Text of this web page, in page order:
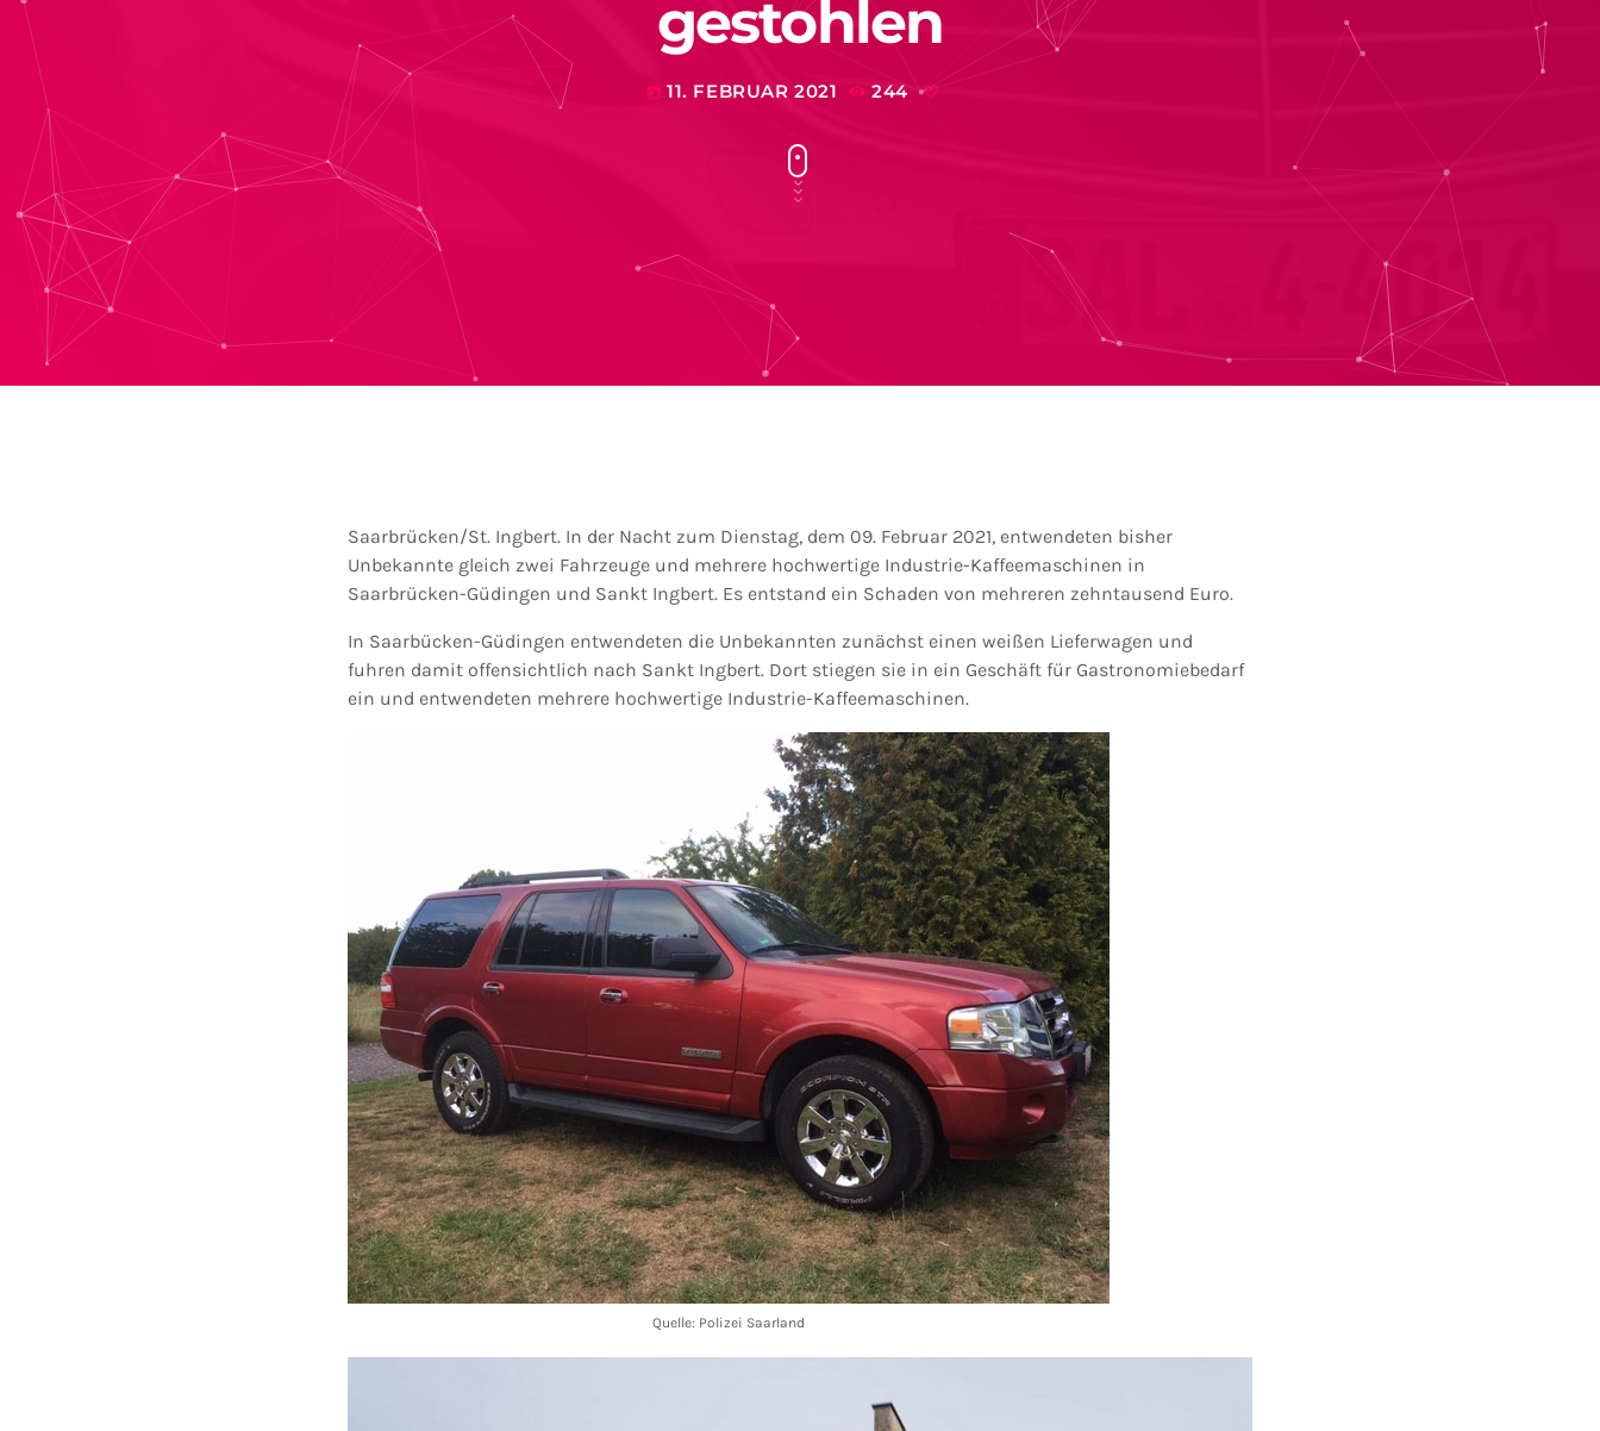
gestohlen
today 11. FEBRUAR 2021 244
Saarbrücken/St. Ingbert. In der Nacht zum Dienstag, dem 09. Februar 2021, entwendeten bisher
Unbekannte gleich zwei Fahrzeuge und mehrere hochwertige Industrie-Kaffeemaschinen in
Saarbrücken-Güdingen und Sankt Ingbert. Es entstand ein Schaden von mehreren zehntausend Euro.
In Saarbücken-Güdingen entwendeten die Unbekannten zunächst einen weißen Lieferwagen und
fuhren damit offensichtlich nach Sankt Ingbert. Dort stiegen sie in ein Geschäft für Gastronomiebedarf
ein und entwendeten mehrere hochwertige Industrie-Kaffeemaschinen.
Quelle: Polizei Saarland